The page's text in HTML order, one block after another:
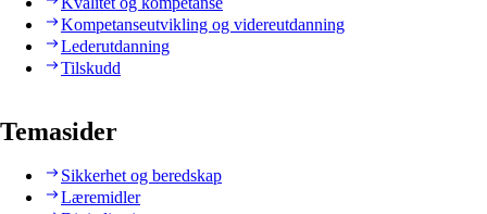
Kompetanseutvikling og videreutdanning
Lederutdanning
Tilskudd
Temasider
Sikkerhet og beredskap
Læremidler